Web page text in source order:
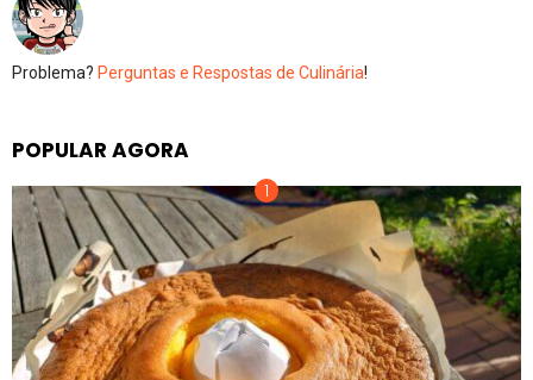
Problema? Perguntas e Respostas de Culinária!
POPULAR AGORA